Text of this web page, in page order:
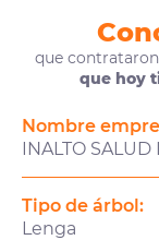
que
que hoy
Nombre
INALTO SALUD
Tipo de árbol:
Lenga